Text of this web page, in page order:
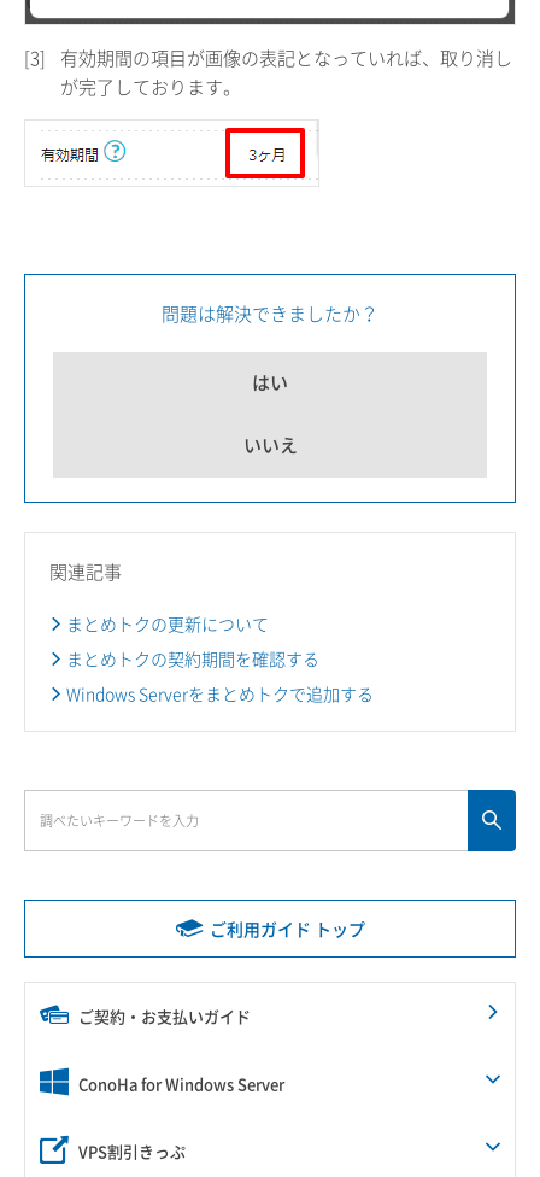
ご利用ガイド トップ
ご契約・お支払いガイド
ConoHa for Windows Server
VPS割引きっぷ
[3]
有効期間の項目が画像の表記となっていれば、取り消し
が完了しております。
問題は解決できましたか？
はい
いいえ
関連記事
まとめトクの更新について
まとめトクの契約期間を確認する
Windows Serverをまとめトクで追加する